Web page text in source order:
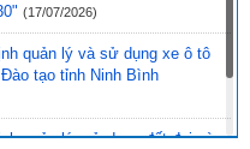
(17/07/2026)
quản lý và sử dụng xe ô tô
tạo tỉnh Ninh Bình
quản lý, sử dụng đất đai và